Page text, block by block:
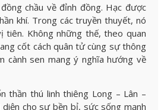
chầu về đỉnh đồng. Hạc được
khí. Trong các truyền thuyết, nó
tiên. Không những thế, theo quan
cốt cách quân tử cùng sự thông
cành sen mang ý nghĩa hướng về
thần thú linh thiêng Long – Lân –
cho sự bền bỉ, sức sống mạnh